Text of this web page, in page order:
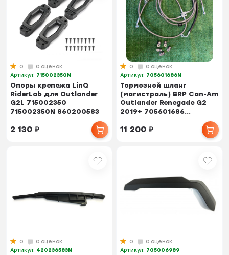
0
0 оценок
Артикул: 715002350N
Опоры крепежа LinQ
RiderLab для Outlander
G2L 715002350
715002350N 860200583
2 130₽
0
0 оценок
Артикул: 705601686N
Тормозной шланг
(магистраль) BRP Can-Am
Outlander Renegade G2
2019+ 705601686...
11 200₽
0
0 оценок
Артикул: 420236583N
0
0 оценок
Артикул: 705006989